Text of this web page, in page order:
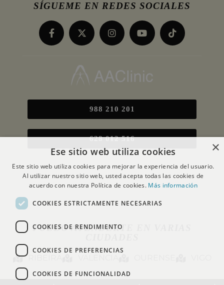
SÍGUEME EN REDES SOCIALES
988 210 201
628 012 516
PUEDO ATENDERTE EN VARIAS
×
Ese sitio web utiliza cookies
Este sitio web utiliza cookies para mejorar la experiencia del usuario.
Al utilizar nuestro sitio web, usted acepta todas las cookies de
acuerdo con nuestra Política de cookies. Más información
COOKIES ESTRICTAMENTE NECESARIAS
COOKIES DE RENDIMIENTO
COOKIES DE PREFERENCIAS
COOKIES DE FUNCIONALIDAD